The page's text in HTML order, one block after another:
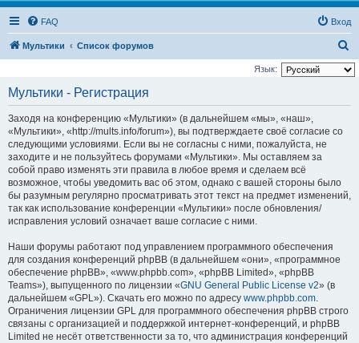
FAQ Вход
Мультики Список форумов
о
Язык:
Мультики - Регистрация
Заходя на конференцию «Мультики» (в дальнейшем «мы», «наш»,
«Мультики», «http://mults.info/forum»), вы подтверждаете своё согласие со
следующими условиями. Если вы не согласны с ними, пожалуйста, не
заходите и не пользуйтесь форумами «Мультики». Мы оставляем за
собой право изменять эти правила в любое время и сделаем всё
возможное, чтобы уведомить вас об этом, однако с вашей стороны было
бы разумным регулярно просматривать этот текст на предмет изменений,
так как использование конференции «Мультики» после обновления/
исправления условий означает ваше согласие с ними.
Наши форумы работают под управлением программного обеспечения
для создания конференций phpBB (в дальнейшем «они», «программное
обеспечение phpBB», «www.phpbb.com», «phpBB Limited», «phpBB
Teams»), выпущенного по лицензии «GNU General Public License v2» (в
дальнейшем «GPL»). Скачать его можно по адресу www.phpbb.com.
Ограничения лицензии GPL для программного обеспечения phpBB строго
связаны с организацией и поддержкой интернет-конференций, и phpBB
Limited не несёт ответственности за то, что администрация конференций